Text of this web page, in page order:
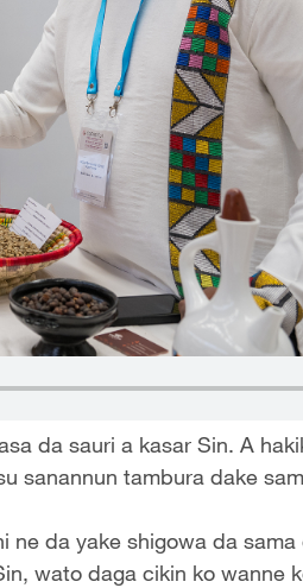
da sauri a kasar Sin. A
sanannun tambura dake
ne da yake shigowa da sama
wato daga cikin ko wanne